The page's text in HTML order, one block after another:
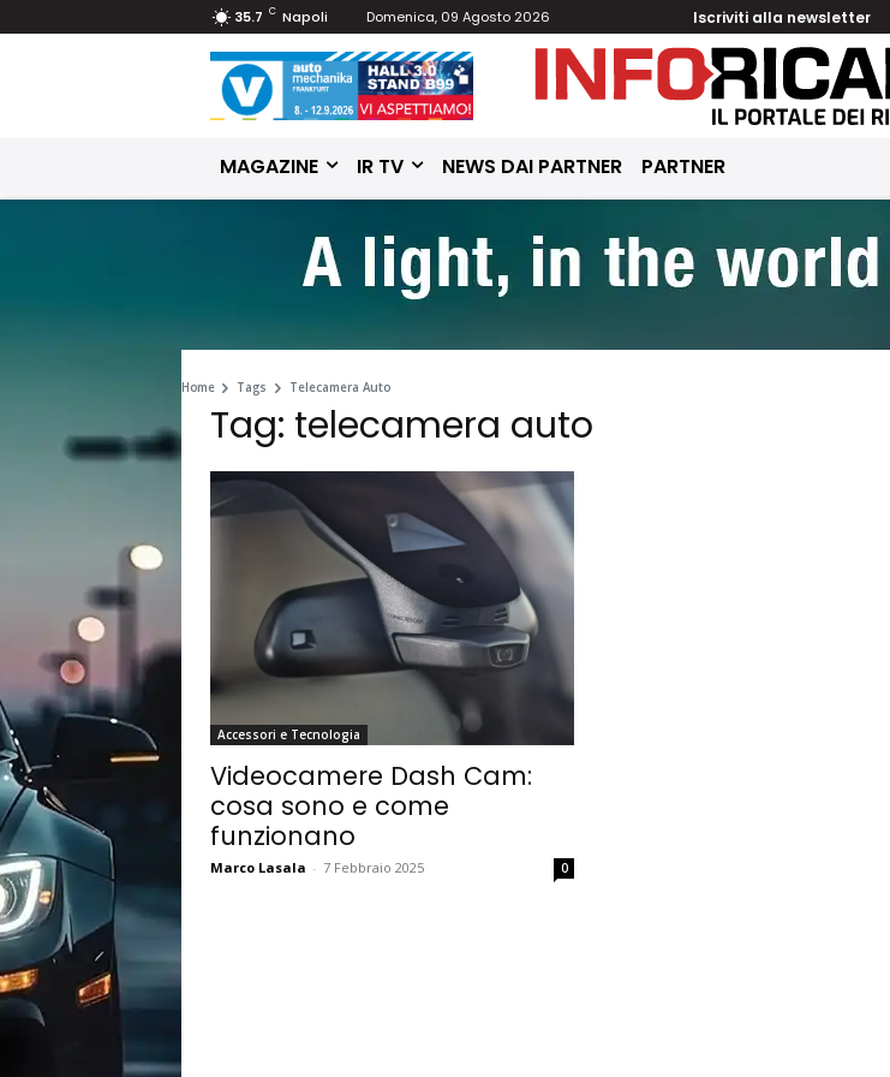
35.7 C Napoli Domenica, 09 Agosto 2026 Iscriviti alla newsletter
MAGAZINE IR TV NEWS DAI PARTNER PARTNER
Home Tags Telecamera Auto
Tag: telecamera auto
Accessori e Tecnologia
Videocamere Dash Cam:
cosa sono e come
funzionano
Marco Lasala - 7 Febbraio 2025 0